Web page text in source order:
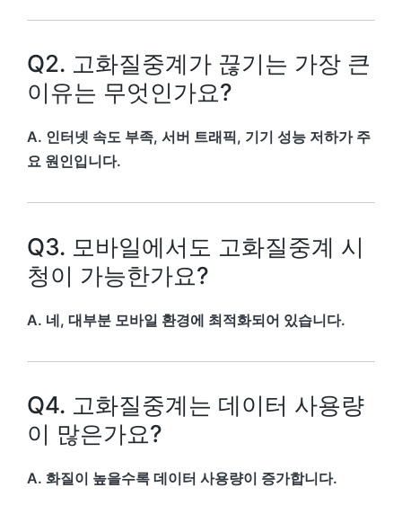
Q2. 고화질중계가 끊기는 가장 큰
이유는 무엇인가요?
A. 인터넷 속도 부족, 서버 트래픽, 기기 성능 저하가 주
요 원인입니다.
Q3. 모바일에서도 고화질중계 시
청이 가능한가요?
A. 네, 대부분 모바일 환경에 최적화되어 있습니다.
Q4. 고화질중계는 데이터 사용량
이 많은가요?
A. 화질이 높을수록 데이터 사용량이 증가합니다.